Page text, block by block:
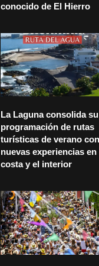
conocido de El Hierro
La Laguna consolida su
programación de rutas
turísticas de verano con
nuevas experiencias en
costa y el interior